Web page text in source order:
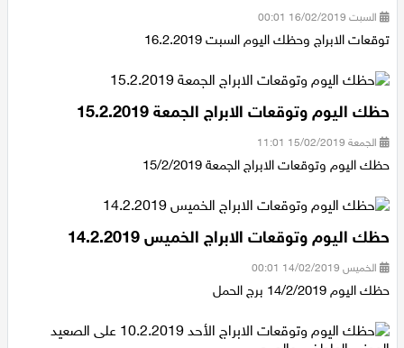
السبت 16/02/2019 00:01
توقعات الابراج وحظك اليوم السبت 16.2.2019
حظك اليوم وتوقعات الابراج الجمعة 15.2.2019
الجمعة 15/02/2019 11:01
حظك اليوم وتوقعات الابراج الجمعة 15/2/2019
حظك اليوم وتوقعات الابراج الخميس 14.2.2019
الخميس 14/02/2019 00:01
حظك اليوم 14/2/2019 برج الحمل